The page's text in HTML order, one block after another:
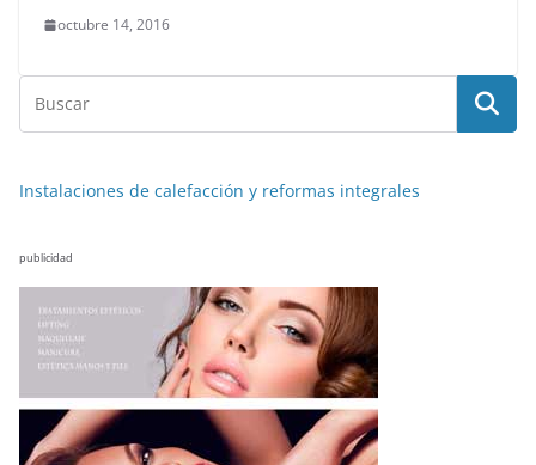
octubre 14, 2016
Instalaciones de calefacción y reformas integrales
publicidad